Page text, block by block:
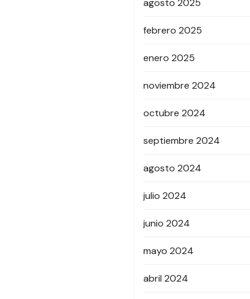
agosto 2025
febrero 2025
enero 2025
noviembre 2024
octubre 2024
septiembre 2024
agosto 2024
julio 2024
junio 2024
mayo 2024
abril 2024